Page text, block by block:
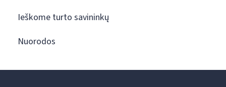
Ieškome turto savininkų
Nuorodos